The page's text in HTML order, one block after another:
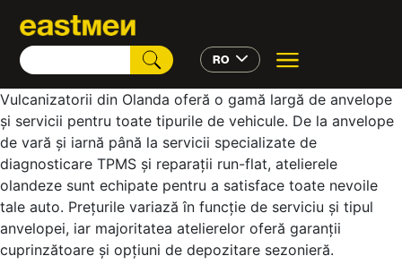
RO
Vulcanizatorii din Olanda oferă o gamă largă de anvelope
și servicii pentru toate tipurile de vehicule. De la anvelope
de vară și iarnă până la servicii specializate de
diagnosticare TPMS și reparații run-flat, atelierele
olandeze sunt echipate pentru a satisface toate nevoile
tale auto. Prețurile variază în funcție de serviciu și tipul
anvelopei, iar majoritatea atelierelor oferă garanții
cuprinzătoare și opțiuni de depozitare sezonieră.